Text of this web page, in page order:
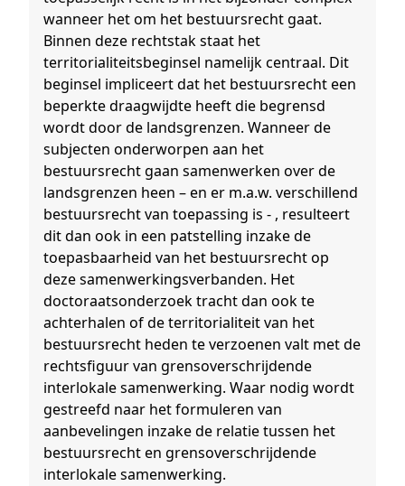
wanneer het om het bestuursrecht gaat.
Binnen deze rechtstak staat het
territorialiteitsbeginsel namelijk centraal. Dit
beginsel impliceert dat het bestuursrecht een
beperkte draagwijdte heeft die begrensd
wordt door de landsgrenzen. Wanneer de
subjecten onderworpen aan het
bestuursrecht gaan samenwerken over de
landsgrenzen heen – en er m.a.w. verschillend
bestuursrecht van toepassing is - , resulteert
dit dan ook in een patstelling inzake de
toepasbaarheid van het bestuursrecht op
deze samenwerkingsverbanden. Het
doctoraatsonderzoek tracht dan ook te
achterhalen of de territorialiteit van het
bestuursrecht heden te verzoenen valt met de
rechtsfiguur van grensoverschrijdende
interlokale samenwerking. Waar nodig wordt
gestreefd naar het formuleren van
aanbevelingen inzake de relatie tussen het
bestuursrecht en grensoverschrijdende
interlokale samenwerking.